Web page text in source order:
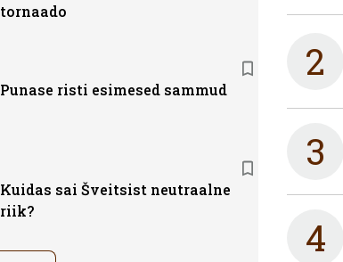
tornaado
Punase risti esimesed sammud
Kuidas sai Šveitsist neutraalne
riik?
2
3
4